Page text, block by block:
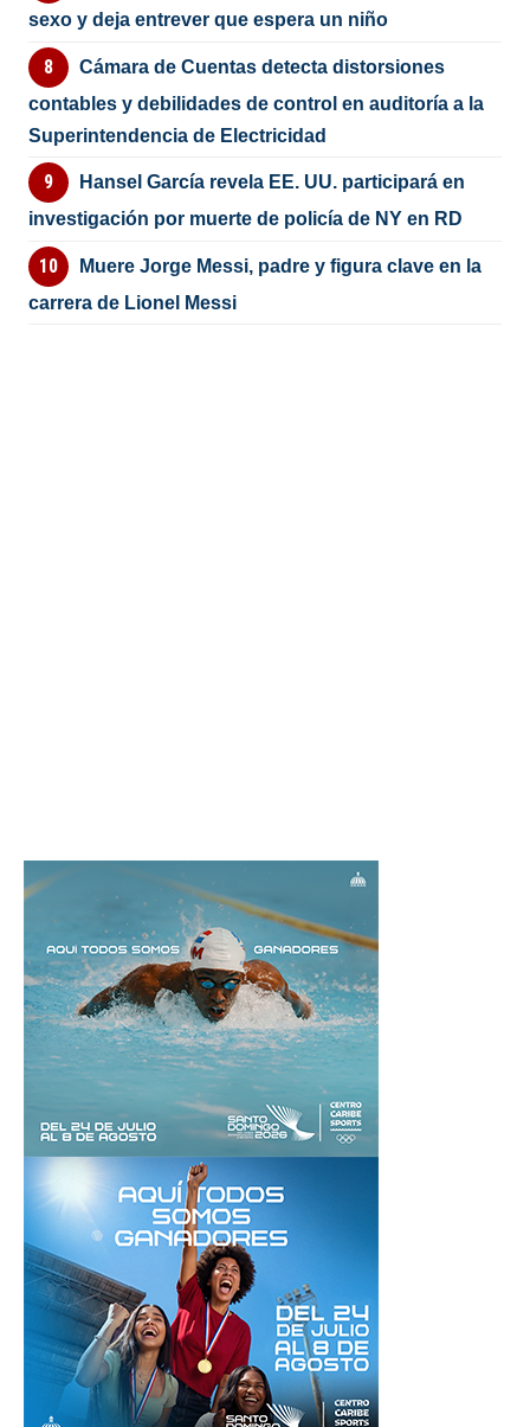
sexo y deja entrever que espera un niño
Cámara de Cuentas detecta distorsiones
contables y debilidades de control en auditoría a la
Superintendencia de Electricidad
Hansel García revela EE. UU. participará en
investigación por muerte de policía de NY en RD
Muere Jorge Messi, padre y figura clave en la
carrera de Lionel Messi